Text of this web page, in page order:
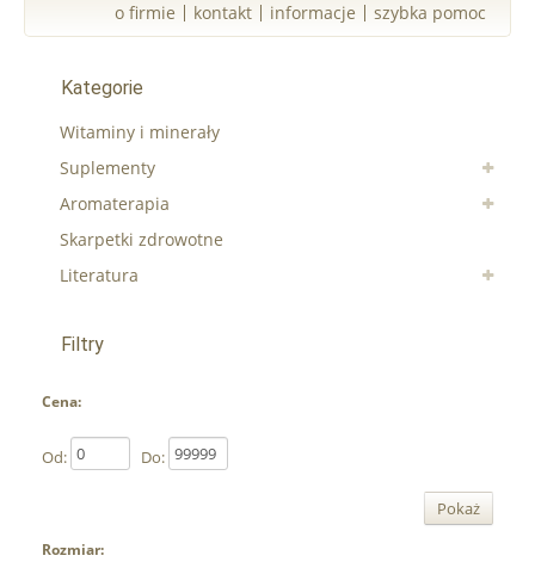
o firmie kontakt informacje szybka pomoc
Kategorie
Witaminy i minerały
Suplementy
Aromaterapia
Skarpetki zdrowotne
Literatura
Filtry
Cena:
Od: Do:
Pokaż
Rozmiar: